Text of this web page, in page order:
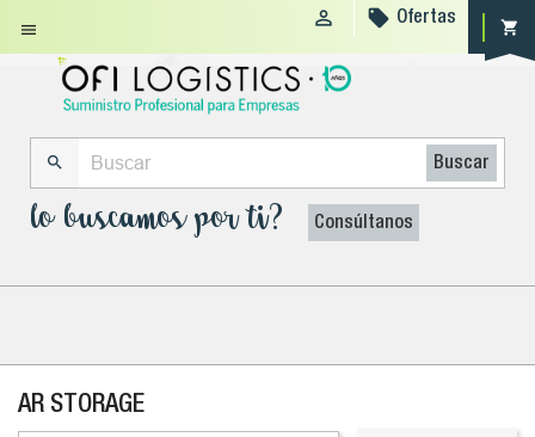
 shopping_cart
  Ofertas
 Buscar
lo buscamos por ti? Consúltanos
AR STORAGE